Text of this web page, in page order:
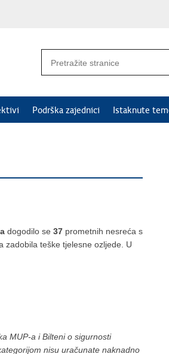
Podrška zajednici Istaknute
dogodilo se 37 prometnih nesreća s
zadobila teške tjelesne ozljede. U
MUP-a i Bilteni o sigurnosti
nisu uračunate naknadno